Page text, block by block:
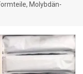
Molybdän-